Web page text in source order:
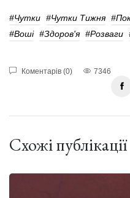
#чутки #Чутки Тижня
#Воші #здоров'я #розваги
Коментарів (0) 7346
Схожі публікації